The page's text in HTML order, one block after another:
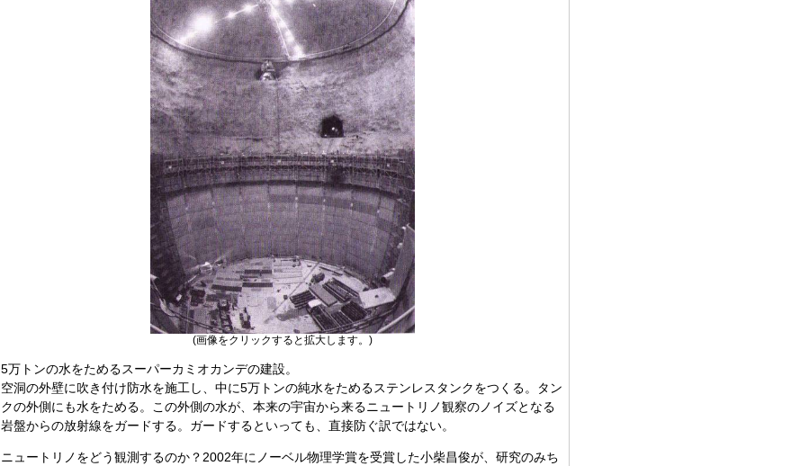
(画像をクリックすると拡大します。)
5万トンの水をためるスーパーカミオカンデの建設。
空洞の外壁に吹き付け防水を施工し、中に5万トンの純水をためるステンレスタンクをつくる。タン
クの外側にも水をためる。この外側の水が、本来の宇宙から来るニュートリノ観察のノイズとなる
岩盤からの放射線をガードする。ガードするといっても、直接防ぐ訳ではない。
ニュートリノをどう観測するのか？2002年にノーベル物理学賞を受賞した小柴昌俊が、研究のみち